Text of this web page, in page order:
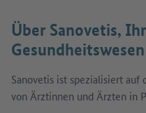
Über Sanovetis,
Gesundheitswesen
Sanovetis ist spezialisiert
von Ärztinnen und Ärzten in